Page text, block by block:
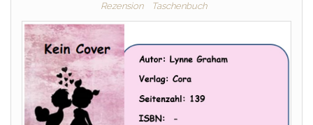
Rezension Taschenbuch